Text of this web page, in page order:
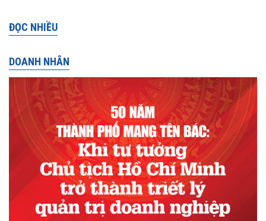
ĐỌC NHIỀU
DOANH NHÂN